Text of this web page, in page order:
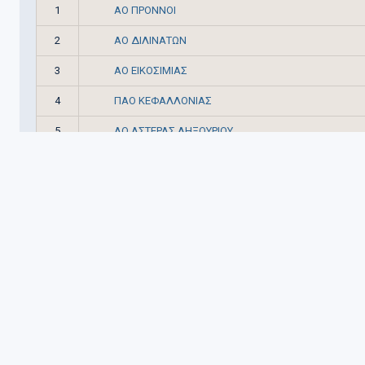
1 ΑΟ ΠΡΟΝΝΟΙ
2 ΑΟ ΔΙΛΙΝΑΤΩΝ
3 ΑΟ ΕΙΚΟΣΙΜΙΑΣ
4 ΠΑΟ ΚΕΦΑΛΛΟΝΙΑΣ
5 ΑΟ ΑΣΤΕΡΑΣ ΛΗΞΟΥΡΙΟΥ